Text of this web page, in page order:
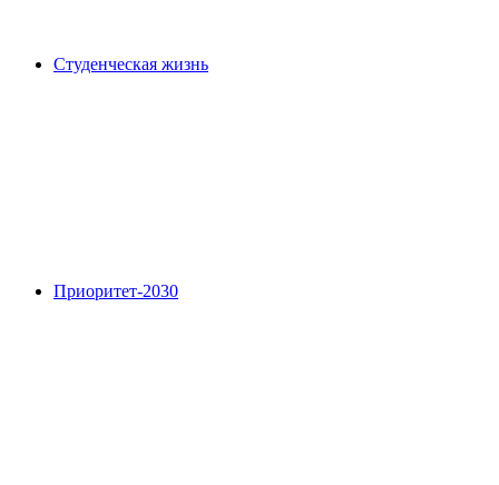
Студенческая жизнь
Приоритет-2030